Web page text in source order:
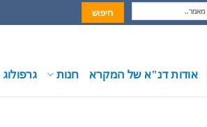
אודות דנ"א של המקרא חנות